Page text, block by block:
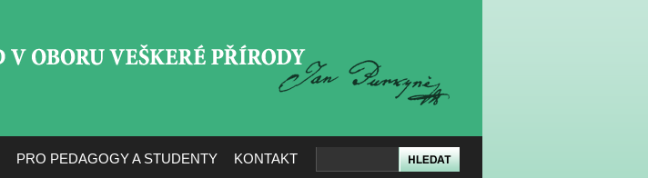
PRO PEDAGOGY A STUDENTY KONTAKT